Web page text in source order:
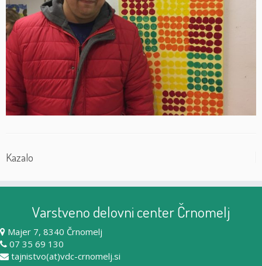
Kazalo
Varstveno delovni center Črnomelj
Majer 7, 8340 Črnomelj
07 35 69 130
tajnistvo(at)vdc-crnomelj.si